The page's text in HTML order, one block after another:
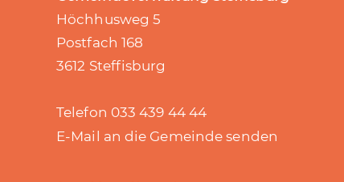
Höchhusweg 5
Postfach 168
3612 Steffisburg
Telefon 033 439 44 44
E-Mail an die Gemeinde senden